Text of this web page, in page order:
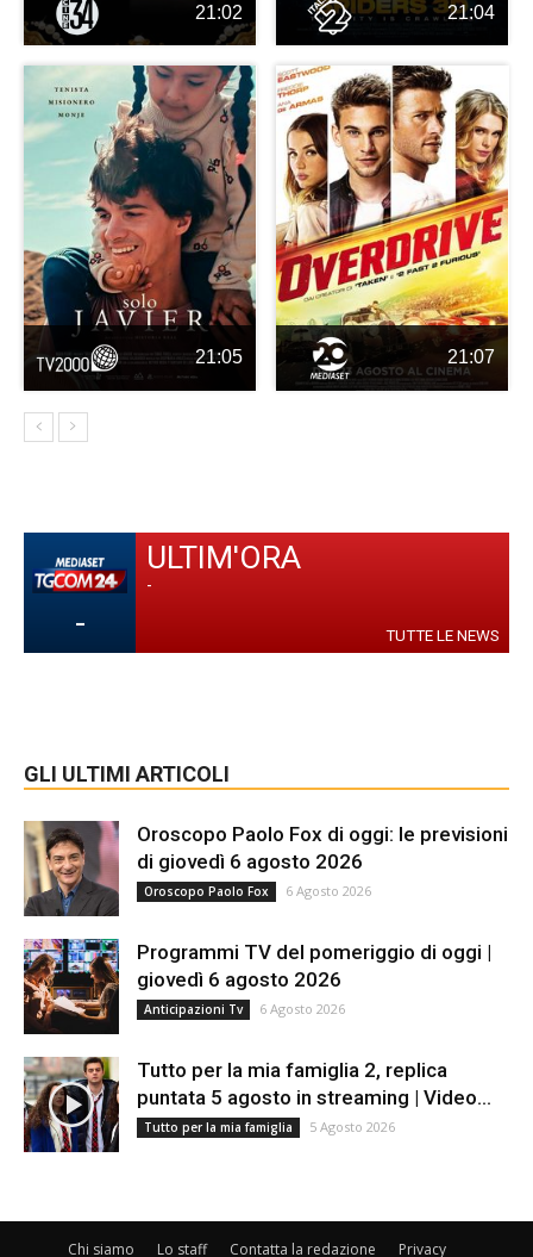
21:02 21:04
21:05 21:07
-
ULTIM'ORA
-
TUTTE LE NEWS
GLI ULTIMI ARTICOLI
Oroscopo Paolo Fox di oggi: le previsioni
di giovedì 6 agosto 2026
Oroscopo Paolo Fox 6 Agosto 2026
Programmi TV del pomeriggio di oggi |
giovedì 6 agosto 2026
Anticipazioni Tv 6 Agosto 2026
Tutto per la mia famiglia 2, replica
puntata 5 agosto in streaming | Video...
Tutto per la mia famiglia 5 Agosto 2026
Chi siamo Lo staff Contatta la redazione Privacy